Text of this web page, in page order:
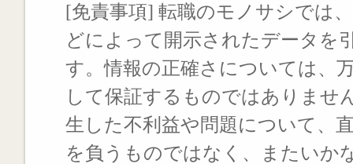
[免責事項] 転職のモノサシでは
どによって開示されたデータを
す。情報の正確さについては、
して保証するものではありませ
生した不利益や問題について、
を負うものではなく、またいか